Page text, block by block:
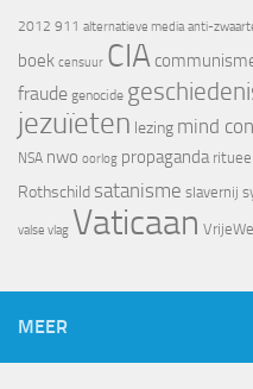
2012 911 alternatieve media anti-
boek censuur CIA
fraude genocide
jezuïeten lezing mind
NSA nwo oorlog propaganda
Rothschild satanisme slavernij
valse vlag Vaticaan
MEER